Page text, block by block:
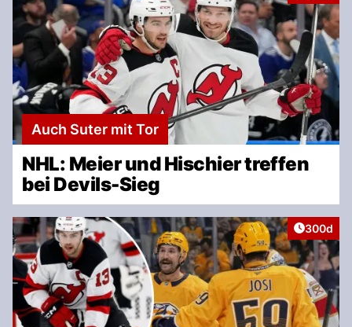
Auch Suter mit Tor
NHL: Meier und Hischier treffen
bei Devils-Sieg
Artikel
300d